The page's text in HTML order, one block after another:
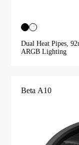
Dual Heat Pipes,
ARGB Lighting
Beta A10